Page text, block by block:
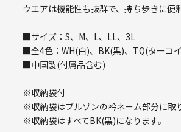
ウエアは機能性も抜群で、持ち歩きに便
■サイズ：S、M、L、LL、3L
■全4色：WH(白)、BK(黒)、TQ(ターコ
■中国製(付属品含む)
※収納袋付
※収納袋はブルゾンの衿ネーム部分に取
※収納袋はすべてBK(黒)になります。